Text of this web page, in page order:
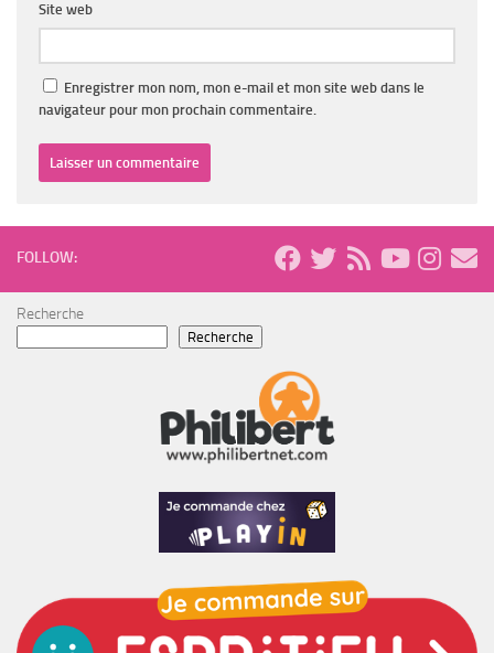
Site web
Enregistrer mon nom, mon e-mail et mon site web dans le
navigateur pour mon prochain commentaire.
FOLLOW:
Recherche
Recherche